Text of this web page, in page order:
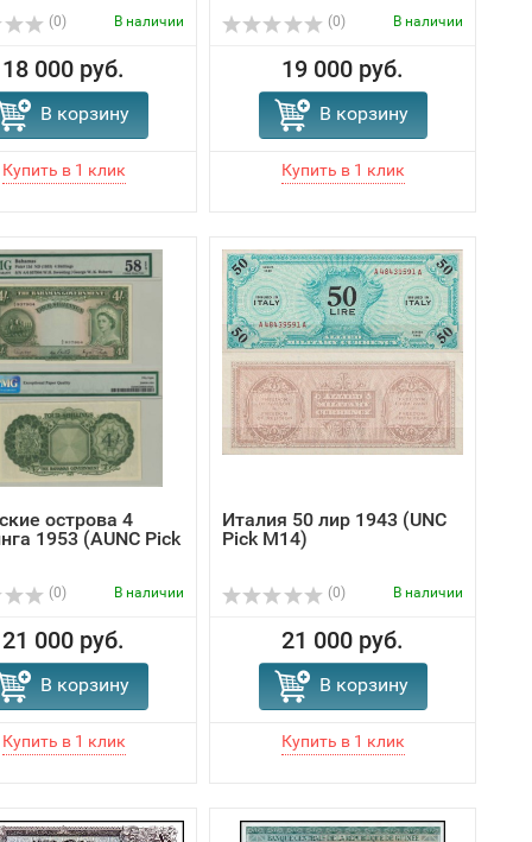
(0) В наличии
18 000 руб.
В корзину
(0) В наличии
19 000 руб.
В корзину
острова 4
1953 (AUNC Pick
(0) В наличии
21 000 руб.
В корзину
Италия 50 лир 1943 (UNC
Pick M14)
(0) В наличии
21 000 руб.
В корзину